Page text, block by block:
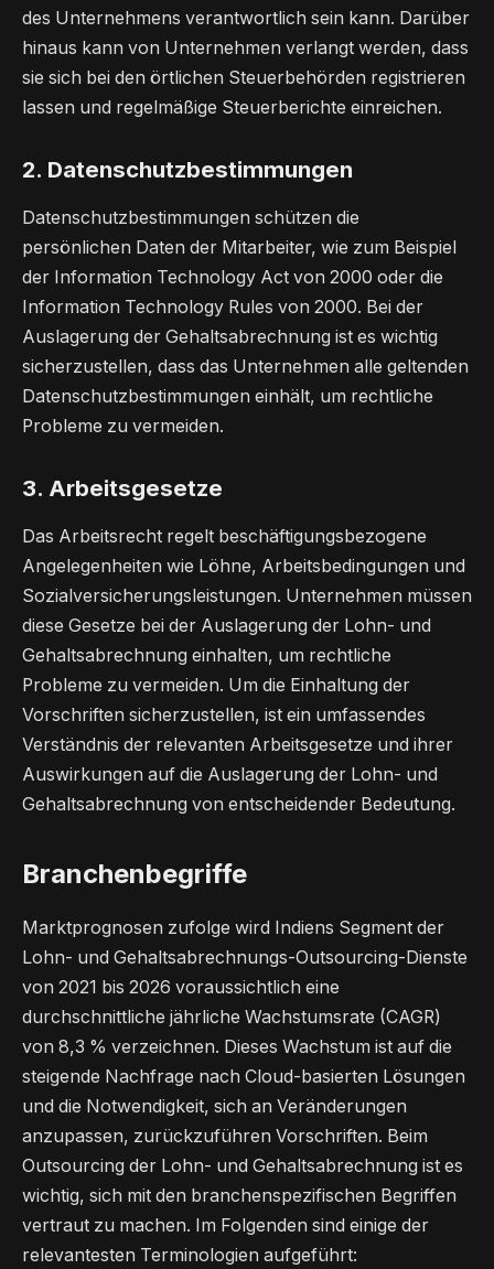
des Unternehmens verantwortlich sein kann. Darüber
hinaus kann von Unternehmen verlangt werden, dass
sie sich bei den örtlichen Steuerbehörden registrieren
lassen und regelmäßige Steuerberichte einreichen.
2. Datenschutzbestimmungen
Datenschutzbestimmungen schützen die
persönlichen Daten der Mitarbeiter, wie zum Beispiel
der Information Technology Act von 2000 oder die
Information Technology Rules von 2000. Bei der
Auslagerung der Gehaltsabrechnung ist es wichtig
sicherzustellen, dass das Unternehmen alle geltenden
Datenschutzbestimmungen einhält, um rechtliche
Probleme zu vermeiden.
3. Arbeitsgesetze
Das Arbeitsrecht regelt beschäftigungsbezogene
Angelegenheiten wie Löhne, Arbeitsbedingungen und
Sozialversicherungsleistungen. Unternehmen müssen
diese Gesetze bei der Auslagerung der Lohn- und
Gehaltsabrechnung einhalten, um rechtliche
Probleme zu vermeiden. Um die Einhaltung der
Vorschriften sicherzustellen, ist ein umfassendes
Verständnis der relevanten Arbeitsgesetze und ihrer
Auswirkungen auf die Auslagerung der Lohn- und
Gehaltsabrechnung von entscheidender Bedeutung.
Branchenbegriffe
Marktprognosen zufolge wird Indiens Segment der
Lohn- und Gehaltsabrechnungs-Outsourcing-Dienste
von 2021 bis 2026 voraussichtlich eine
durchschnittliche jährliche Wachstumsrate (CAGR)
von 8,3 % verzeichnen. Dieses Wachstum ist auf die
steigende Nachfrage nach Cloud-basierten Lösungen
und die Notwendigkeit, sich an Veränderungen
anzupassen, zurückzuführen Vorschriften. Beim
Outsourcing der Lohn- und Gehaltsabrechnung ist es
wichtig, sich mit den branchenspezifischen Begriffen
vertraut zu machen. Im Folgenden sind einige der
relevantesten Terminologien aufgeführt: